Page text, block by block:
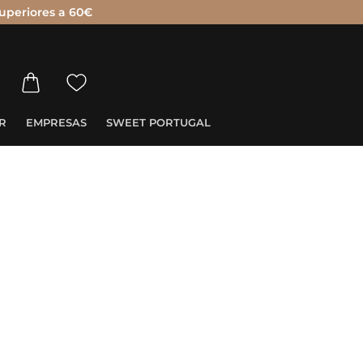
a 60€
EMPRESAS SWEET PORTUGAL